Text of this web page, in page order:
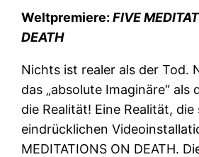
Weltpremiere:FIVE
DEATH
Nichts ist realer als der Tod.
das „absolute Imaginäre“ als
die Realität! Eine Realität,
eindrücklichen
MEDITATIONS ON DEATH.